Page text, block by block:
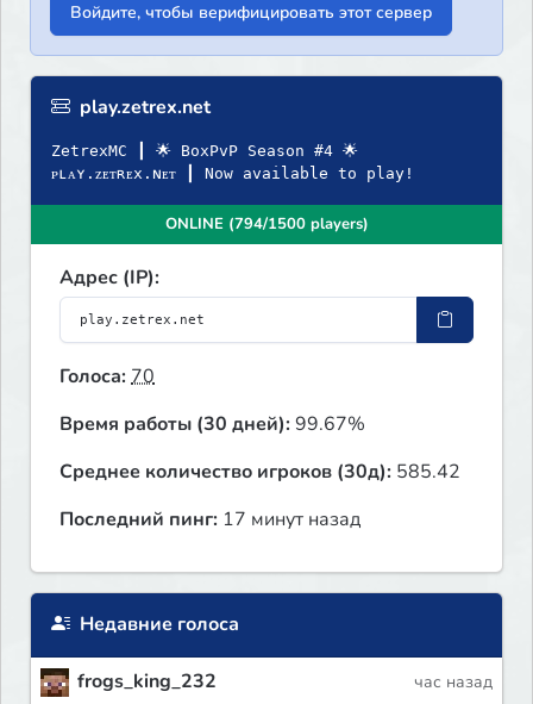
Войдите, чтобы верифицировать этот сервер
play.zetrex.net
ZetrexMC ┃ 🌟 BoxPvP Season #4 🌟
ᴘʟᴀʏ.ᴢᴇᴛʀᴇx.ɴᴇᴛ ┃ Now available to play!
ONLINE (794/1500 players)
Адрес (IP):
Голоса:70
Время работы (30 дней):99.67%
Среднее количество игроков (30д): 585.42
Последний пинг: 17 минут назад
Недавние голоса
frogs_king_232 час назад